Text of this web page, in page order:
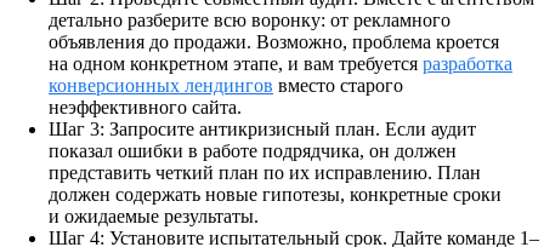
детально разберите всю воронку: от рекламного
объявления до продажи. Возможно, проблема кроется
на одном конкретном этапе, и вам требуется разработка
конверсионных лендингов вместо старого
неэффективного сайта.
Шаг 3: Запросите антикризисный план. Если аудит
показал ошибки в работе подрядчика, он должен
представить четкий план по их исправлению. План
должен содержать новые гипотезы, конкретные сроки
и ожидаемые результаты.
Шаг 4: Установите испытательный срок. Дайте команде 1–